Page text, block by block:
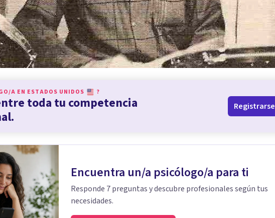
A EN ESTADOS UNIDOS ?
toda tu competencia
Registrarse
Encuentra un/a psicólogo/a para ti
Responde 7 preguntas y descubre profesionales según tus
necesidades.